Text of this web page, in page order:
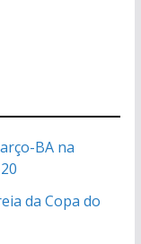
BA na
da Copa do